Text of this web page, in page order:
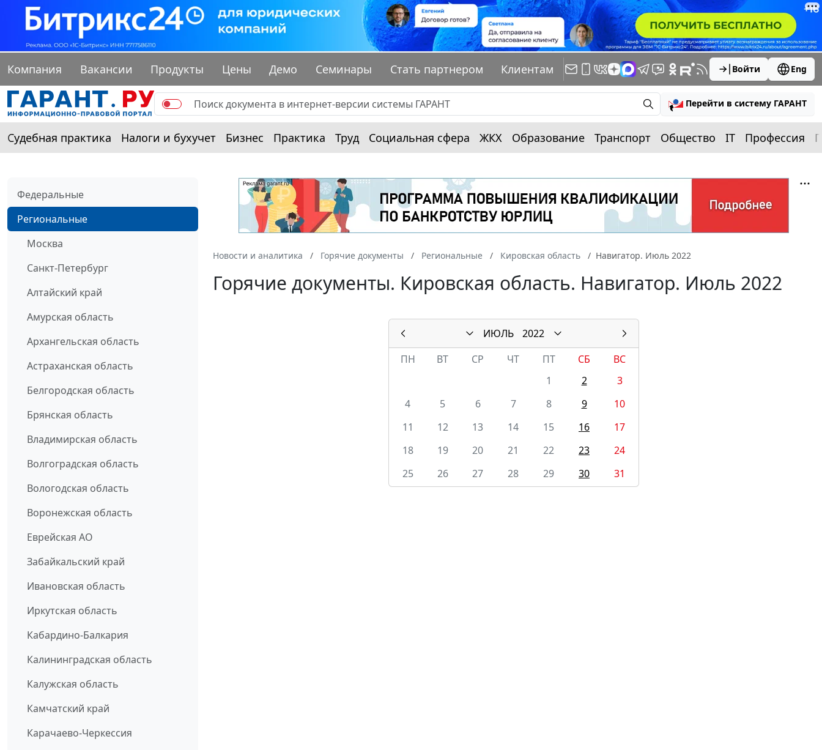
Компания Вакансии Продукты Цены Демо Семинары Стать партнером Клиентам Войти Eng
Перейти в систему ГАРАНТ
Судебная практика Налоги и бухучет Бизнес Практика Труд Социальная сфера ЖКХ Образование Транспорт Общество IT Профессия
Федеральные
Региональные
Москва
Санкт-Петербург
Алтайский край
Амурская область
Архангельская область
Астраханская область
Белгородская область
Брянская область
Владимирская область
Волгоградская область
Вологодская область
Воронежская область
Еврейская АО
Забайкальский край
Ивановская область
Иркутская область
Кабардино-Балкария
Калининградская область
Калужская область
Камчатский край
Карачаево-Черкессия
Новости и аналитика Горячие документы Региональные Кировская область Навигатор. Июль 2022
Горячие документы. Кировская область. Навигатор. Июль 2022
ИЮЛЬ
2022
ПН
ВТ СР ЧТ ПТ СБ
ВС
1
2
3
4
5 6 7 8 9
10
11
12 13 14 15 16
17
18
19 20 21 22 23
24
25
26 27 28 29 30 31